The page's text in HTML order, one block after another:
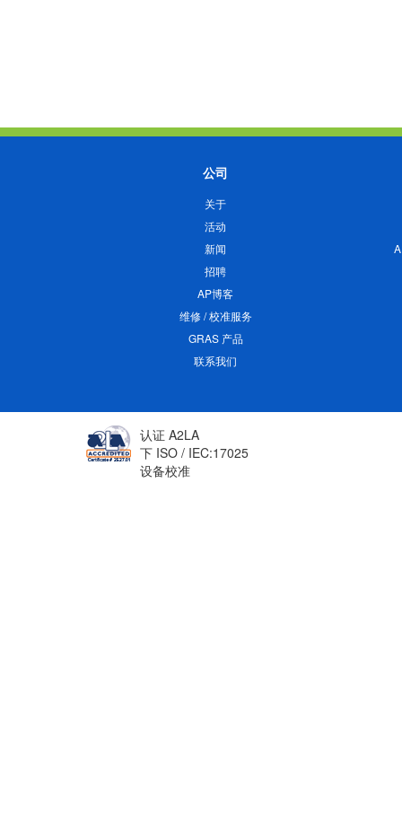
公司
关于
活动
新闻
招聘
AP博客
维修 / 校准服务
GRAS 产品
联系我们
认证 A2LA
下 ISO / IEC:17025
设备校准